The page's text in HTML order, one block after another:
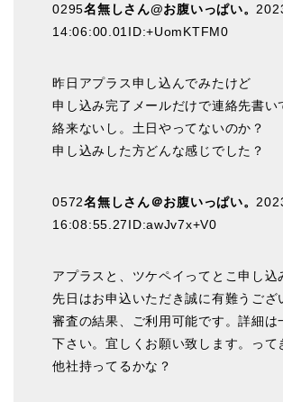
0295名無しさん@お腹いっぱい。
14:06:00.01ID:+UomKTFM0
昨日アプラス申し込んでみたけど
申し込み完了メールだけで連絡先書い
絡来ないし。土日やってないのか？
申し込みした方どんな感じでした？
0572名無しさん＠お腹いっぱい。
16:08:55.27ID:awJv7x+V0
アプラスと、ツケペイってとこ申し込
先日はお申込いただき誠に有難うござ
審査の結果、ご利用可能です。詳細は
下さい。宜しくお願い致します。って
他社持ってるかな？